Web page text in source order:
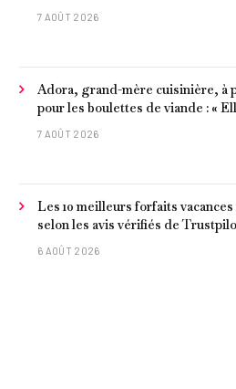
7 AOÛT 2026
Adora, grand-mère cuisinière, à
pour les boulettes de viande : «
curcuma, du poivre, une poignée
7 AOÛT 2026
Les 10 meilleurs forfaits
selon les avis vérifiés de
6 AOÛT 2026